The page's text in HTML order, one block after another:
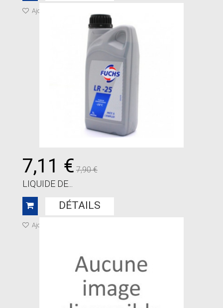
Ajouter à ma liste de cadeaux
7,11 € 7,90 €
LIQUIDE DE...
DÉTAILS
Ajouter à ma liste de cadeaux